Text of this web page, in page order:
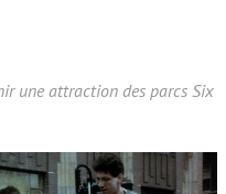
une attraction des parcs Six